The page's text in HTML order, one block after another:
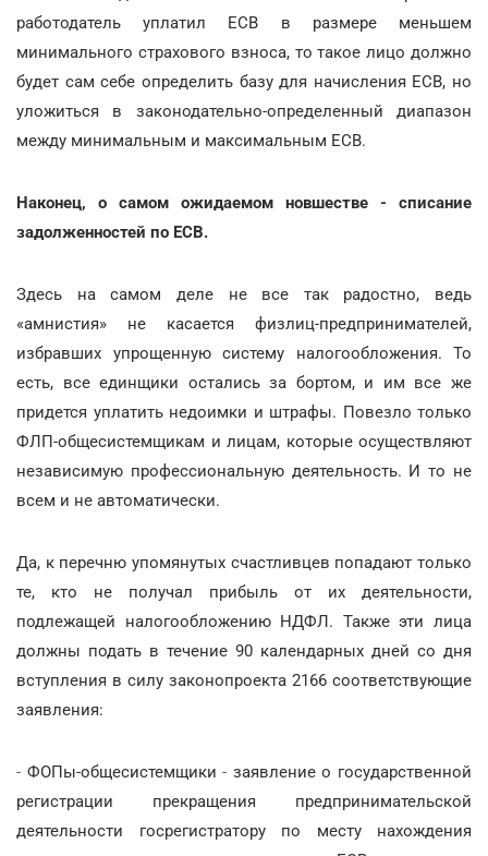
работодатель уплатил ЕСВ в размере меньшем
минимального страхового взноса, то такое лицо должно
будет сам себе определить базу для начисления ЕСВ, но
уложиться в законодательно-определенный диапазон
между минимальным и максимальным ЕСВ.
Наконец, о самом ожидаемом новшестве - списание
задолженностей по ЕСВ.
Здесь на самом деле не все так радостно, ведь
«амнистия» не касается физлиц-предпринимателей,
избравших упрощенную систему налогообложения. То
есть, все единщики остались за бортом, и им все же
придется уплатить недоимки и штрафы. Повезло только
ФЛП-общесистемщикам и лицам, которые осуществляют
независимую профессиональную деятельность. И то не
всем и не автоматически.
Да, к перечню упомянутых счастливцев попадают только
те, кто не получал прибыль от их деятельности,
подлежащей налогообложению НДФЛ. Также эти лица
должны подать в течение 90 календарных дней со дня
вступления в силу законопроекта 2166 соответствующие
заявления:
- ФОПы-общесистемщики- заявление о государственной
регистрации прекращения предпринимательской
деятельности госрегистратору по месту нахождения